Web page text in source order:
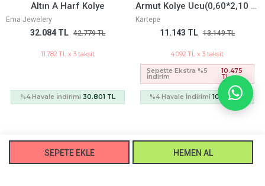
Altın A Harf Kolye
Ema Jewelery
32.084 TL 42.779 TL
11.782 TL x 3 taksit
%4 Havale İndirimi 30.801 TL
Armut Kolye Ucu(0,60*2,10 Cm)
Kartepe
11.143 TL 13.149 TL
4.092 TL x 3 taksit
Sepette Ekstra %5
İndirim
10.475
TL
%4 Havale İndirimi 10.056 TL
SEPETE EKLE HEMEN AL